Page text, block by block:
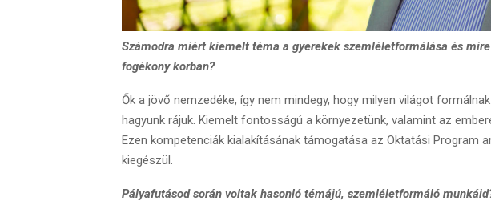
Számodra miért kiemelt téma a gyerekek szemléletformálása és
fogékony korban?
Ők a jövő nemzedéke, így nem mindegy, hogy milyen világot
hagyunk rájuk. Kiemelt fontosságú a környezetünk, valamint az
Ezen kompetenciák kialakításának támogatása az Oktatási Program
kiegészül.
Pályafutásod során voltak hasonló témájú, szemléletformáló